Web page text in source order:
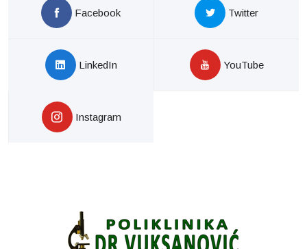
Facebook Twitter
LinkedIn YouTube
Instagram